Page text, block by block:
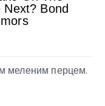
меленим перцем.